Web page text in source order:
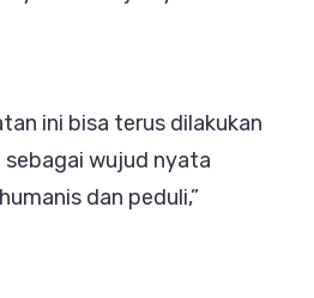
ini bisa terus dilakukan
wujud nyata
dan peduli,”